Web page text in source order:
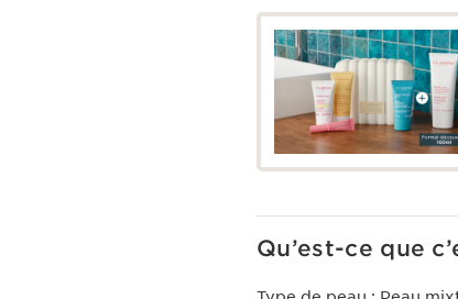
Qu’est-ce que